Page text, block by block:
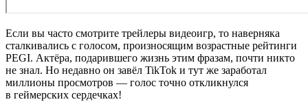
Если вы часто смотрите трейлеры видеоигр, то наверняка
сталкивались с голосом, произносящим возрастные рейтинги
PEGI. Актёра, подарившего жизнь этим фразам, почти никто
не знал. Но недавно он завёл TikTok и тут же заработал
миллионы просмотров — голос точно откликнулся
в геймерских сердечках!